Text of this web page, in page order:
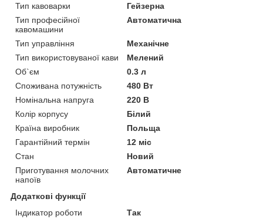
Тип кавоварки
Гейзерна
Тип професійної
кавомашини
Автоматична
Тип управління
Механічне
Тип використовуваної кави
Мелений
Об`єм
0.3 л
Споживана потужність
480 Вт
Номінальна напруга
220 В
Колір корпусу
Білий
Країна виробник
Польща
Гарантійний термін
12 міс
Стан
Новий
Приготування молочних
напоїв
Автоматичне
Додаткові функції
Індикатор роботи
Так